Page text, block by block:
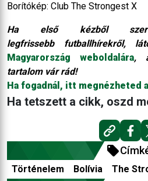
Borítókép: Club The Strongest X
Ha első kézből
legfrissebb futballhírekről,
Magyarország weboldalára,
tartalom vár rád!
Ha fogadnál, itt megnézheted
Ha tetszett a cikk, oszd
Történelem Bolívia The